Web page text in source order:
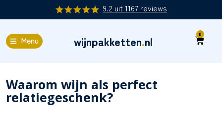
9.2 uit1167reviews
Menu wijnpakketten.nl 0
Waarom wijn als perfect
relatiegeschenk?